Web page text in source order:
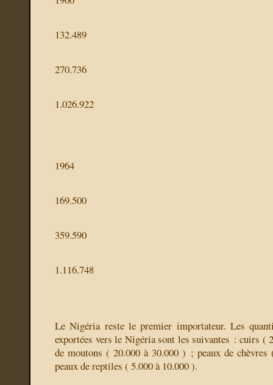
132.489
270.736
1.026.922
1964
169.500
359.590
1.116.748
Le Nigéria reste le premier importateur. Les
exportées vers le Nigéria sont les suivantes : cuirs (
de moutons ( 20.000 à 30.000 ) ; peaux de
peaux de reptiles ( 5.000 à 10.000 ).